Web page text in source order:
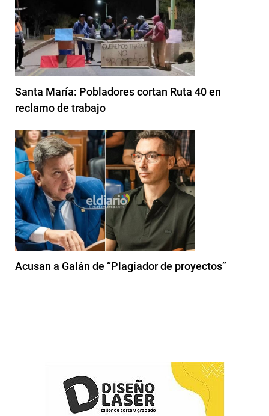
Santa María: Pobladores cortan Ruta 40 en
reclamo de trabajo
Acusan a Galán de “Plagiador de proyectos”